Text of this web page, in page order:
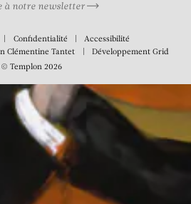
à notre newsletter
Confidentialité
Accessibilité
Clémentine Tantet Développement Grid
© Templon 2026